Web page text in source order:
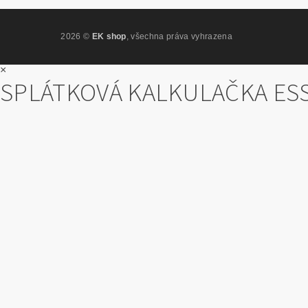
2026 © EK shop, všechna práva vyhrazena
×
SPLÁTKOVÁ KALKULAČKA